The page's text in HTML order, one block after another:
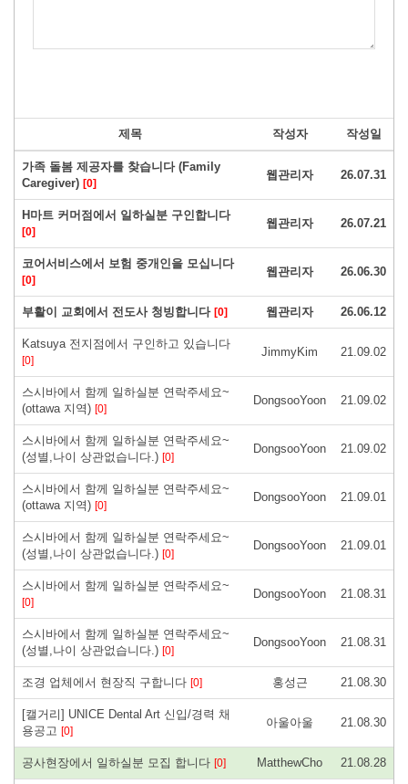
제목 작성자 작성일
가족 돌봄 제공자를 찾습니다 (Family
Caregiver) [0]
웹관리자 26.07.31
H마트 커머점에서 일하실분 구인합니다
[0]
웹관리자 26.07.21
코어서비스에서 보험 중개인을 모십니다
[0]
웹관리자 26.06.30
부활이 교회에서 전도사 청빙합니다 [0] 웹관리자 26.06.12
Katsuya 전지점에서 구인하고 있습니다
[0]
JimmyKim 21.09.02
스시바에서 함께 일하실분 연락주세요~
(ottawa 지역) [0]
DongsooYoon 21.09.02
스시바에서 함께 일하실분 연락주세요~
(성별,나이 상관없습니다.) [0]
DongsooYoon 21.09.02
스시바에서 함께 일하실분 연락주세요~
(ottawa 지역) [0]
DongsooYoon 21.09.01
스시바에서 함께 일하실분 연락주세요~
(성별,나이 상관없습니다.) [0]
DongsooYoon 21.09.01
스시바에서 함께 일하실분 연락주세요~
[0]
DongsooYoon 21.08.31
스시바에서 함께 일하실분 연락주세요~
(성별,나이 상관없습니다.) [0]
DongsooYoon 21.08.31
조경 업체에서 현장직 구합니다 [0] 홍성근 21.08.30
[캘거리] UNICE Dental Art 신입/경력 채
용공고 [0]
아울아울 21.08.30
공사현장에서 일하실분 모집 합니다 [0] MatthewCho 21.08.28